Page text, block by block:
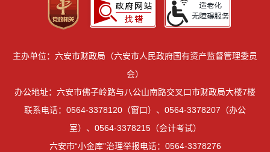
主办单位：六安市财政局（六安市人民政府国有资产监督管理委员
会）
办公地址：六安市佛子岭路与八公山南路交叉口市财政局大楼7楼
联系电话：0564-3378120（窗口）、0564-3378207（办公
室）、0564-3378215（会计考试）
六安市“小金库”治理举报电话：0564-3378276